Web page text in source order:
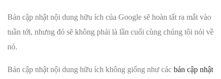
Bản cập nhật nội dung hữu ích của Google sẽ hoàn tất ra mắt vào
tuần tới, nhưng đó sẽ không phải là lần cuối cùng chúng tôi nói về
nó.
Bản cập nhật nội dung hữu ích không giống như các bản cập nhật